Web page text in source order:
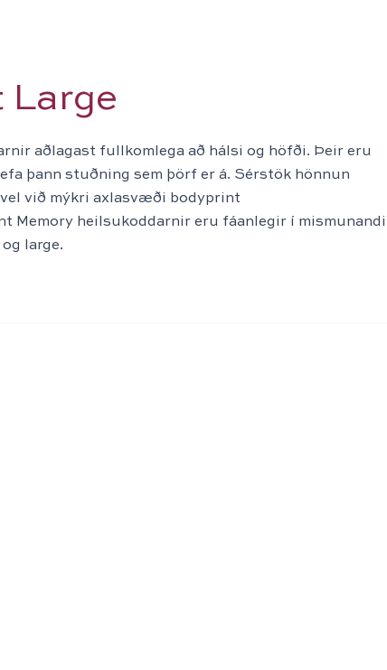
Large
aðlagast fullkomlega að hálsi og höfði. Þeir eru
þann stuðning sem þörf er á. Sérstök hönnun
við mýkri axlasvæði bodyprint
Memory heilsukoddarnir eru fáanlegir í mismunandi
large.